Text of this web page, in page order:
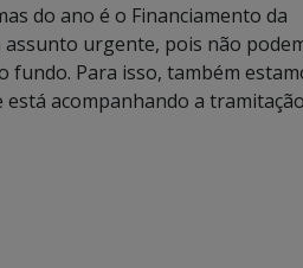
do ano é o Financiamento da
assunto urgente, pois não
Para isso, também
acompanhando a tramitação